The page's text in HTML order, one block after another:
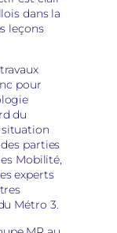
dans la
leçons
pour
du
situation
parties
Mobilité,
experts
Métro 3.